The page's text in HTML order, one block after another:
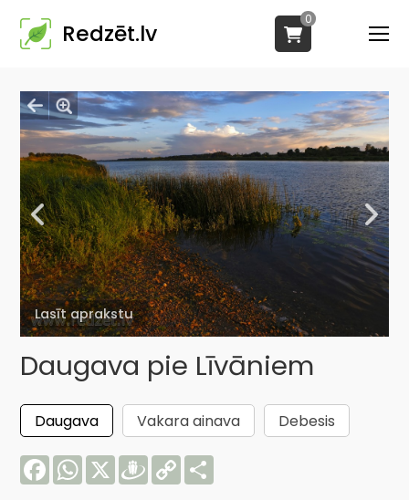
Redzēt.lv
0
Lasīt aprakstu
Daugava pie Līvāniem
Daugava Vakara ainava
Debesis
FacebookWhatsApp
X Draugiem
Copy
Link